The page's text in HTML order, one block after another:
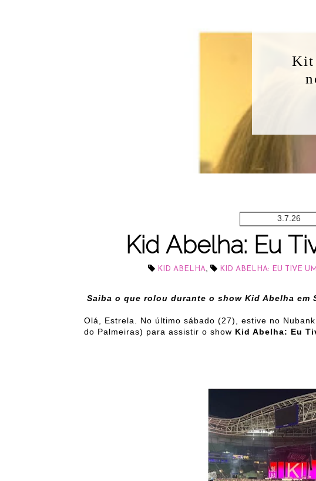
Kit
3.7.26
Kid Abelha: Eu
KID ABELHA KID ABELHA: EU TIVE
Saiba o que rolou durante o show Kid Abelha em
Olá, Estrela. No último sábado (27), estive no
do Palmeiras) para assistir o show Kid Abelha: Eu